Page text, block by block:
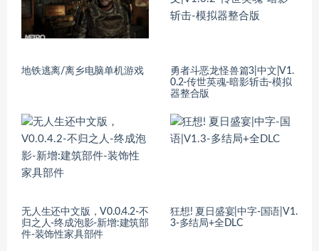
地铁逃离/离乡电脑单机游戏
勇者斗恶龙怪兽篇3|中文|V1.
0.2-传世英魂-暗影斩击-模拟
器整合版
无人生还中文版，V0.0.4.2-不
归之人-终成泡影-新增:建筑部
件-装饰性家具部件
狂想! 夏日盛宴|中字-国语|V1.
3-多结局+全DLC